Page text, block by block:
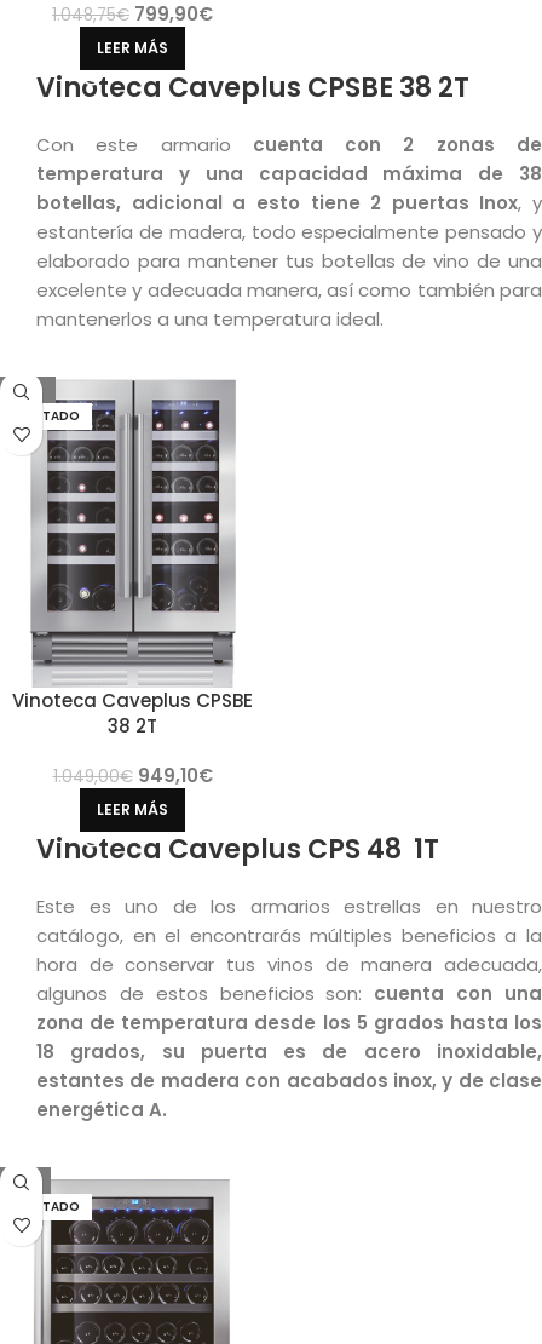
1.048,75€ 799,90€
LEER MÁS
Vinoteca Caveplus CPSBE 38 2T
Con este armario cuenta con 2 zonas de
temperatura y una capacidad máxima de 38
botellas, adicional a esto tiene 2 puertas Inox, y
estantería de madera, todo especialmente pensado y
elaborado para mantener tus botellas de vino de una
excelente y adecuada manera, así como también para
mantenerlos a una temperatura ideal.
-10%
AGOTADO
Vinoteca Caveplus CPSBE
38 2T
1.049,00€ 949,10€
LEER MÁS
Vinoteca Caveplus CPS 48 1T
Este es uno de los armarios estrellas en nuestro
catálogo, en el encontrarás múltiples beneficios a la
hora de conservar tus vinos de manera adecuada,
algunos de estos beneficios son: cuenta con una
zona de temperatura desde los 5 grados hasta los
18 grados, su puerta es de acero inoxidable,
estantes de madera con acabados inox, y de clase
energética A.
-6%
AGOTADO